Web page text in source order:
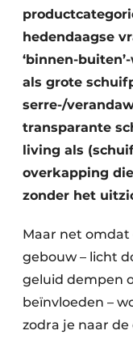
hedendaagse
‘binnen-
als grote
serre-/
transparante
living als
overkapping
zonder het
Maar net omdat
gebouw – licht
geluid dempen
beïnvloeden –
zodra je naar